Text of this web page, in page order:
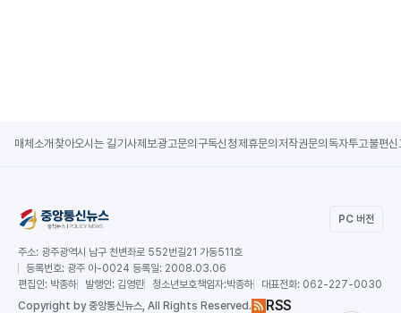
매체소개 찾아오시는 길기사제보광고문의 구독신청제휴문의 저작권문의 독자투고불편신
PC 버전
주소: 광주광역시 남구 천변좌로 552번길21 가동511호
등록번호: 광주 아-0024 등록일: 2008.03.06
편집인: 박종하 발행인: 김영란 청소년보호책임자:박종하 대표전화: 062-227-0030
Copyright by 중앙통신뉴스, All Rights Reserved. RSS